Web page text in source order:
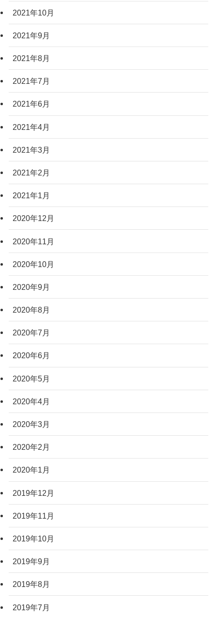
2021年10月
2021年9月
2021年8月
2021年7月
2021年6月
2021年4月
2021年3月
2021年2月
2021年1月
2020年12月
2020年11月
2020年10月
2020年9月
2020年8月
2020年7月
2020年6月
2020年5月
2020年4月
2020年3月
2020年2月
2020年1月
2019年12月
2019年11月
2019年10月
2019年9月
2019年8月
2019年7月